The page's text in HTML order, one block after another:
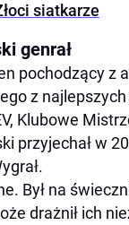
siatkarze
genrał
pochodzący z
z
Klubowe
przyjechał w
Był na
drażnił ich